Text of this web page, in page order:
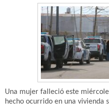
Una mujer falleció este
hecho ocurrido en una vivienda